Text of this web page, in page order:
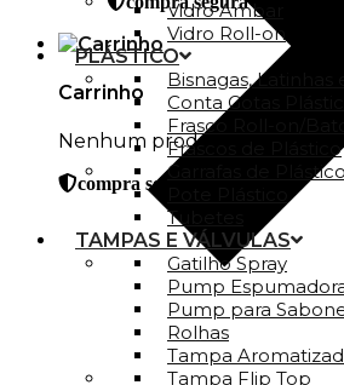
Carrinho
Nenhum produto no
compra segura
Vidro Ambar
Vidro Roll-on
PLÁSTICO
Bisnagas, Latinhas
Conta Gotas Plástico
Frasco Roll-on/
Frascos de Plástico
Garrafas de Plástico
Tubetes
TAMPAS E VÁLVULAS
Gatilho Spray
Pump
Pump para
Rolhas
Tampa
Tampa Flip Top